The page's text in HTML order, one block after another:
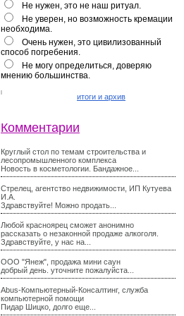
Не нужен, это не наш ритуал.
Не уверен, но возможность кремации
необходима.
Очень нужен, это цивилизованный
способ погребения.
Не могу определиться, доверяю
мнению большинства.
итоги и архив
Комментарии
Круглый стол по темам строительства и
лесопромышленного комплекса
Новость в косметологии. Бандажное...
Стрелец, агентство недвижимости, ИП Кутуева
И.А.
Здравствуйте! Можно продать...
Любой красноярец сможет анонимно
рассказать о незаконной продаже алкоголя.
Здравствуйте, у нас на...
ООО "Янеж", продажа мини саун
добрый день. уточните пожалуйста...
Abus-Компьютерный-Консалтинг, служба
компьютерной помощи
Пидар Шицко, долго еще...